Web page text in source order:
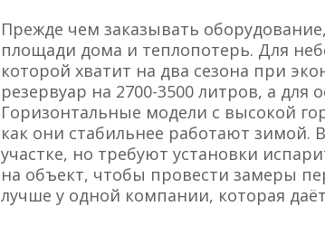
Прежде чем заказывать
площади дома и теплопотерь. Для
которой хватит на два сезона при
резервуар на 2700-3500 литров, а для
Горизонтальные модели с высокой
как они стабильнее работают зимой.
участке, но требуют установки
на объект, чтобы провести замеры
лучше у одной компании, которая